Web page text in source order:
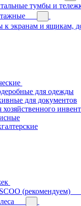
тумбы и
к экранам и ящикам,
для одежды
для документов
(рекомендуем)